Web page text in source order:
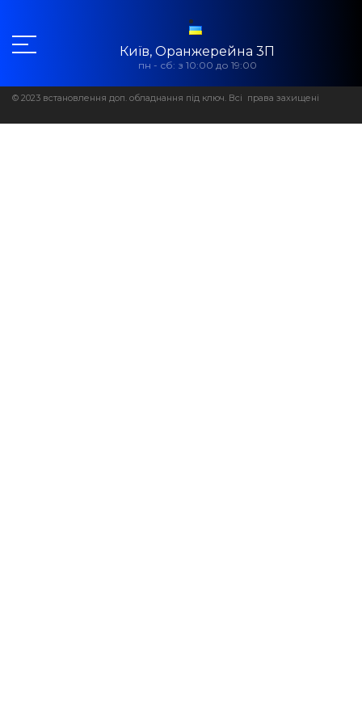
Київ, Оранжерейна 3П
пн - сб: з 10:00 до 19:00
© 2023 встановлення доп. обладнання під ключ. Всі права захищені